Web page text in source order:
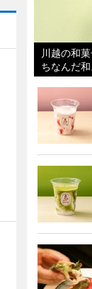
川越の和
ちなんだ